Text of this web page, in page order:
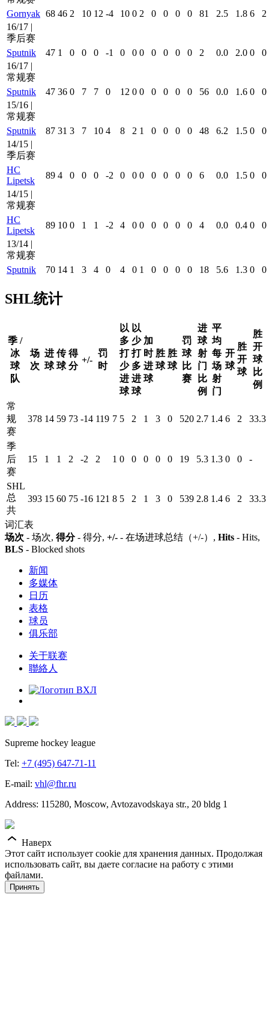
Gornyak 68 46 2 10 12 -4 10 0 2 0 0 0 0 81 2.5 1.8 6
2
16/17 |
季后赛
Sputnik
47 1 0 0 0 -1 0 0 0 0 0 0 0 2 0.0 2.0 0
0
16/17 |
常规赛
Sputnik
47 36 0 7 7 0 12 0 0 0 0 0 0 56 0.0 1.6 0
0
15/16 |
常规赛
Sputnik
87 31 3 7 10 4 8 2 1 0 0 0 0 48 6.2 1.5 0
0
14/15 |
季后赛
HC
Lipetsk
89 4 0 0 0 -2 0 0 0 0 0 0 0 6 0.0 1.5 0
0
14/15 |
常规赛
HC
Lipetsk
89 10 0 1 1 -2 4 0 0 0 0 0 0 4 0.0 0.4 0
0
13/14 |
常规赛
Sputnik
70 14 1 3 4 0 4 0 1 0 0 0 0 18 5.6 1.3 0 0
SHL统计
季 /
冰
球
队
场
次
进
球
传
球
得
分
+/-
罚
时
以
多
打
少
进
球
以
少
打
多
进
球
加
时
进
球
胜
球
胜
球
罚
球
比
赛
进
球
射
门
比
例
平
均
每
场
射
门
开
球
胜
开
球
胜
开
球
比
例
常
规
赛
378 14 59 73 -14 119 7 5 2 1 3 0 520 2.7 1.4 6 2 33.3
季
后
赛
15 1 1 2 -2 2 1 0 0 0 0 0 19 5.3 1.3 0 0 -
SHL
总
共
393 15 60 75 -16 121 8 5 2 1 3 0 539 2.8 1.4 6 2 33.3
词汇表
场次 - 场次, 得分- 得分, +/- - 在场进球总结（+/-）, Hits - Hits,
BLS - Blocked shots
新闻
多媒体
日历
表格
球员
俱乐部
关于联赛
聯絡人
Supreme hockey league
Tel: +7 (495) 647-71-11
E-mail: vhl@fhr.ru
Address: 115280, Moscow, Avtozavodskaya str., 20 bldg 1
Наверх
Этот сайт использует cookie для хранения данных. Продолжая
использовать сайт, вы даете согласие на работу с этими
файлами.
Принять